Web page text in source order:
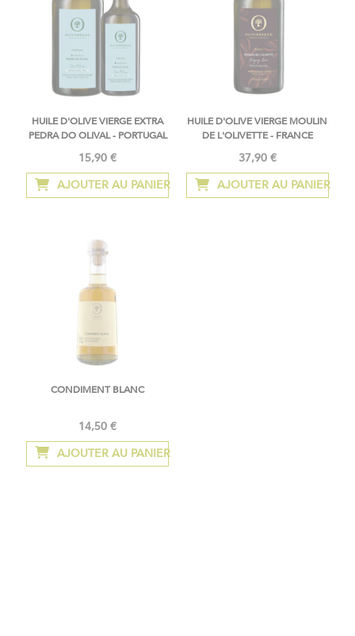
HUILE D'OLIVE VIERGE EXTRA
PEDRA DO OLIVAL - PORTUGAL
À
partir
de
15,90 €
AJOUTER AU PANIER
HUILE D'OLIVE VIERGE MOULIN
DE L'OLIVETTE - FRANCE
37,90 €
AJOUTER AU PANIER
CONDIMENT BLANC
14,50 €
AJOUTER AU PANIER